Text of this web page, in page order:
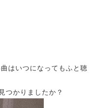
はいつになってもふと聴
つかりましたか？